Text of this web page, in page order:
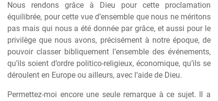
Nous rendons grâce à Dieu pour cette proclamation
équilibrée, pour cette vue d’ensemble que nous ne méritons
pas mais qui nous a été donnée par grâce, et aussi pour le
privilège que nous avons, précisément à notre époque, de
pouvoir classer bibliquement l’ensemble des événements,
qu’ils soient d’ordre politico-religieux, économique, qu’ils se
déroulent en Europe ou ailleurs, avec l’aide de Dieu.
Permettez-moi encore une seule remarque à ce sujet. Il a